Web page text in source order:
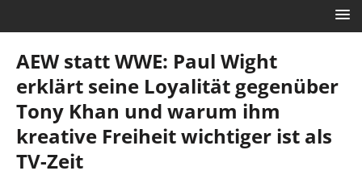
AEW statt WWE: Paul Wight
erklärt seine Loyalität gegenüber
Tony Khan und warum ihm
kreative Freiheit wichtiger ist als
TV-Zeit